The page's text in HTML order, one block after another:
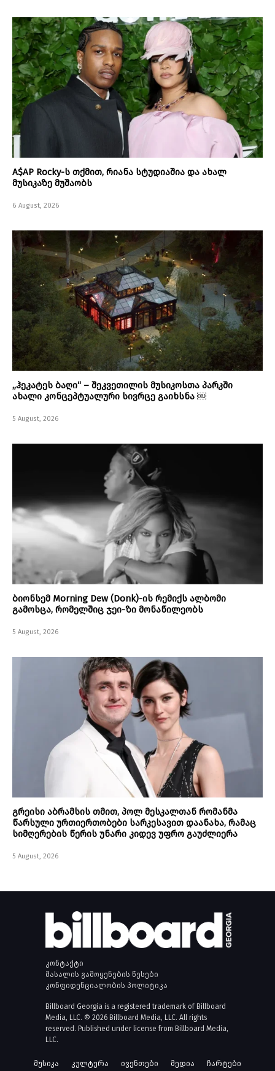
A$AP Rocky-ს თქმით, რიანა სტუდიაშია და ახალ
მუსიკაზე მუშაობს
6 August, 2026
„ჰეკატეს ბაღი“ – შეკვეთილის მუსიკოსთა პარკში
ახალი კონცეპტუალური სივრცე გაიხსნა ￼
5 August, 2026
ბიონსემ Morning Dew (Donk)-ის რემიქს ალბომი
გამოსცა, რომელშიც ჯეი-ზი მონაწილეობს
5 August, 2026
გრეისი აბრამსის თმით, პოლ მესკალთან რომანმა
წარსული ურთიერთობები სარკესავით დაანახა, რამაც
სიმღერების წერის უნარი კიდევ უფრო გაუძლიერა
5 August, 2026
კონტაქტი
მასალის გამოყენების წესები
კონფიდენციალობის პოლიტიკა
Billboard Georgia is a registered trademark of Billboard
Media, LLC. © 2026 Billboard Media, LLC. All rights
reserved. Published under license from Billboard Media,
LLC.
მუსიკა კულტურა ივენთები მედია ჩარტები